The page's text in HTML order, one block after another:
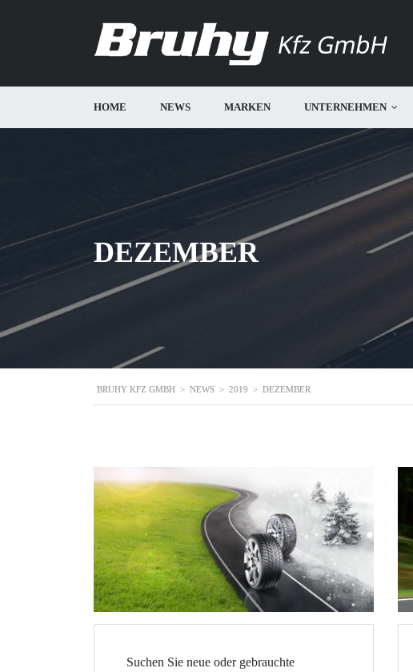
HOME NEWS MARKEN UNTERNEHMEN
DEZEMBER
BRUHY KFZ GMBH > NEWS > 2019 > DEZEMBER
Suchen Sie neue oder gebrauchte